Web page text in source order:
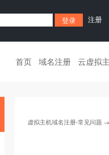
注册
首页 域名注册 云虚拟
虚拟主机域名注册-常见问题